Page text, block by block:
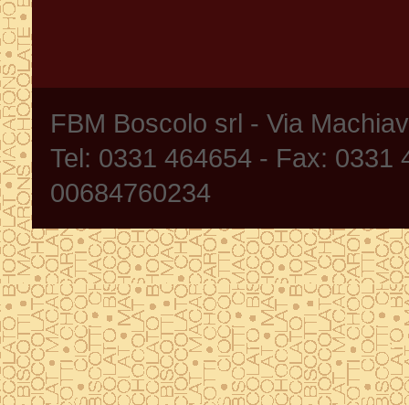
FBM Boscolo srl - Via
Tel: 0331 464654 - Fax: 0331
00684760234